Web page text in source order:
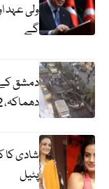
ولی عہد
گے
دمشق کے
دھماکہ، 2 افراد جاں بحق، متعدد زخمی
شادی کا
پٹیل